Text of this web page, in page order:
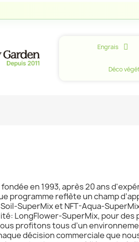
Engrais
Déco
fondée en 1993, après 20 ans
programme reflète un champ
SuperMix et NFT-Aqua-
LongFlower-SuperMix, pour
profitons tous d’un
décision commerciale que